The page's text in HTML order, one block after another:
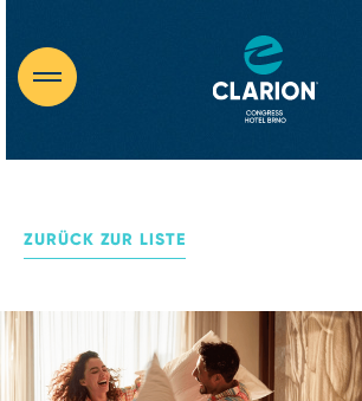
ZURÜCK ZUR LISTE